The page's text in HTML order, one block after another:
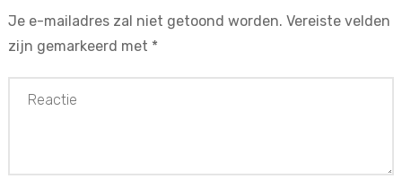
Je e-mailadres zal niet getoond worden. Vereiste velden
zijn gemarkeerd met *